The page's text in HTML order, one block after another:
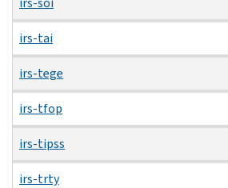
irs-tai
irs-tege
irs-tfop
irs-tipss
irs-trty